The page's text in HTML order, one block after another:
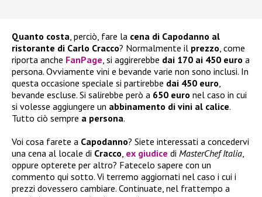
Quanto costa, perciò, fare la cena di Capodanno al
ristorante di Carlo Cracco? Normalmente il prezzo, come
riporta anche FanPage, si aggirerebbe dai 170 ai 450 euro a
persona. Ovviamente vini e bevande varie non sono inclusi. In
questa occasione speciale si partirebbe dai 450 euro,
bevande escluse. Si salirebbe però a 650 euro nel caso in cui
si volesse aggiungere un abbinamento di vini al calice.
Tutto ciò sempre a persona.
Voi cosa farete a Capodanno? Siete interessati a concedervi
una cena al locale di Cracco, ex giudice di MasterChef Italia,
oppure opterete per altro? Fatecelo sapere con un
commento qui sotto. Vi terremo aggiornati nel caso i cui i
prezzi dovessero cambiare. Continuate, nel frattempo a